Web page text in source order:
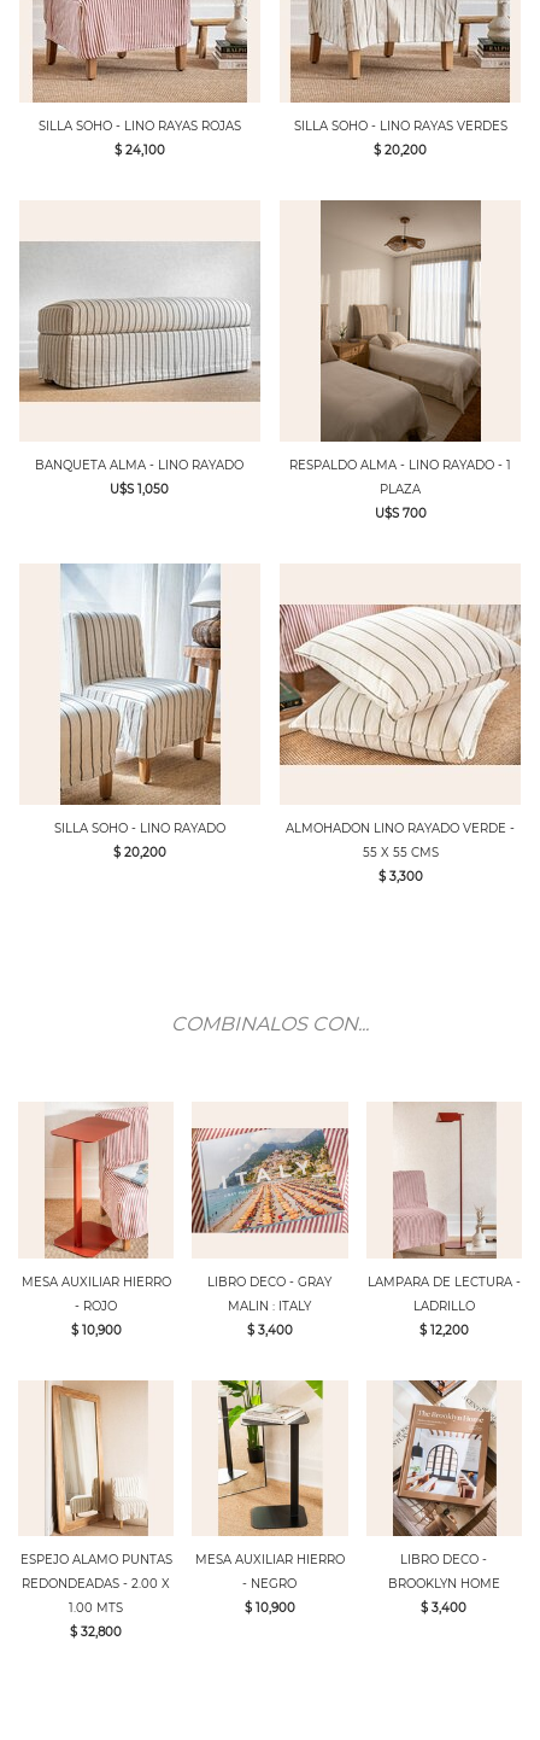
SILLA SOHO - LINO RAYAS ROJAS
$ 24,100
SILLA SOHO - LINO RAYAS VERDES
$ 20,200
BANQUETA ALMA - LINO RAYADO
U$S 1,050
RESPALDO ALMA - LINO RAYADO - 1
PLAZA
U$S 700
SILLA SOHO - LINO RAYADO
$ 20,200
ALMOHADON LINO RAYADO VERDE -
55 X 55 CMS
$ 3,300
COMBINALOS CON...
MESA AUXILIAR HIERRO
- ROJO
$ 10,900
LIBRO DECO - GRAY
MALIN : ITALY
$ 3,400
LAMPARA DE LECTURA -
LADRILLO
$ 12,200
ESPEJO ALAMO PUNTAS
REDONDEADAS - 2.00 X
1.00 MTS
$ 32,800
MESA AUXILIAR HIERRO
- NEGRO
$ 10,900
LIBRO DECO -
BROOKLYN HOME
$ 3,400